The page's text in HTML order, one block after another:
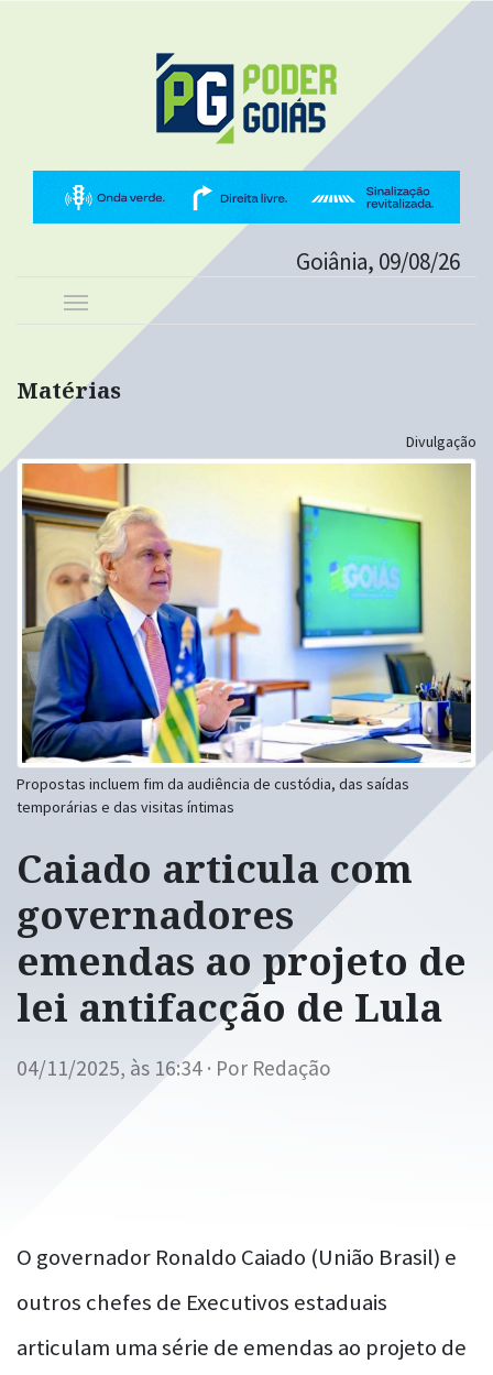
Goiânia, 09/08/26
Matérias
Divulgação
Propostas incluem fim da audiência de custódia, das saídas
temporárias e das visitas íntimas
Caiado articula com
governadores
emendas ao projeto de
lei antifacção de Lula
04/11/2025, às 16:34 · Por Redação
O governador Ronaldo Caiado (União Brasil) e
outros chefes de Executivos estaduais
articulam uma série de emendas ao projeto de